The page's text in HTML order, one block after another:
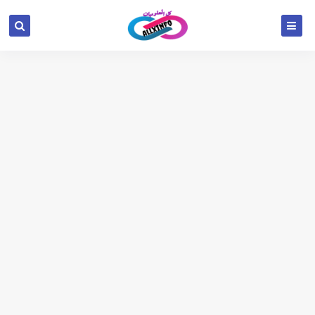
google.com, pub-6654709521456670, DIRECT,
f08c47fec0942fa0